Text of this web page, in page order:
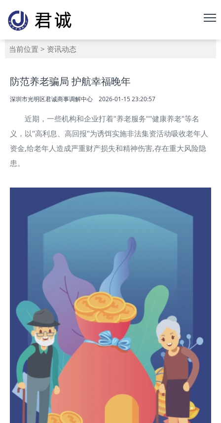
当前位置 > 资讯动态
防范养老骗局 护航幸福晚年
深圳市光明区君诚商事调解中心 2026-01-15 23:20:57
近期，一些机构和企业打着"养老服务""健康养老"等名
义，以"高利息、高回报"为诱饵实施非法集资活动吸收老年人
资金,给老年人造成严重财产损失和精神伤害,存在重大风险隐
患。